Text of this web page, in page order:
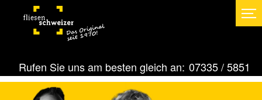
Rufen Sie uns am besten gleich an: 07335 / 5851